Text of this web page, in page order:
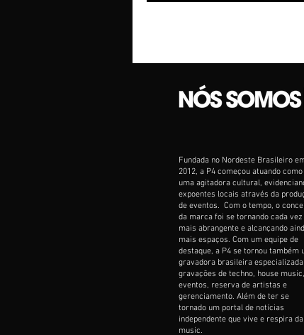
Fundada no Nordeste Brasileiro
2012, a P4 começou atuando como
uma agitadora cultural,
expoentes locais através da
de eventos. Com o tempo, o
da marca foi se tornando cada vez
mais abrangente e alcançando
mais espaços. Com um equipe de
destaque, a P4 se tornou também
gravadora brasileira
gravações de techno, house music,
eventos, reserva de artistas e
gerenciamento. Além de ter se
tornado um portal de notícias
independente que vive e respira
music.